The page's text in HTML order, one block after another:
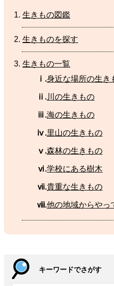
生きもの図鑑
生きものを探す
生きもの一覧
ⅰ.身近な場所の生き
ⅱ.川 の生きもの
ⅲ.海の生きもの
ⅳ.里山の生きもの
ⅴ.森林の生きもの
ⅵ.学校にある樹木
ⅶ.貴重な生きもの
ⅷ.他の地域からやっ
キーワードでさがす